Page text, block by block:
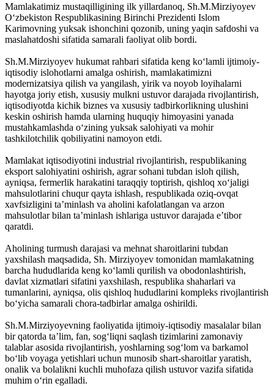
Mamlakatimiz mustaqilligining ilk yillardanoq, Sh.M.Mirziyoyev
O‘zbekiston Respublikasining Birinchi Prezidenti Islom
Karimovning yuksak ishonchini qozonib, uning yaqin safdoshi va
maslahatdoshi sifatida samarali faoliyat olib bordi.
Sh.M.Mirziyoyev hukumat rahbari sifatida keng ko‘lamli ijtimoiy-
iqtisodiy islohotlarni amalga oshirish, mamlakatimizni
modernizatsiya qilish va yangilash, yirik va noyob loyihalarni
hayotga joriy etish, xususiy mulkni ustuvor darajada rivojlantirish,
iqtisodiyotda kichik biznes va xususiy tadbirkorlikning ulushini
keskin oshirish hamda ularning huquqiy himoyasini yanada
mustahkamlashda o‘zining yuksak salohiyati va mohir
tashkilotchilik qobiliyatini namoyon etdi.
Mamlakat iqtisodiyotini industrial rivojlantirish, respublikaning
eksport salohiyatini oshirish, agrar sohani tubdan isloh qilish,
ayniqsa, fermerlik harakatini taraqqiy toptirish, qishloq xo‘jaligi
mahsulotlarini chuqur qayta ishlash, respublikada oziq-ovqat
xavfsizligini ta’minlash va aholini kafolatlangan va arzon
mahsulotlar bilan ta’minlash ishlariga ustuvor darajada e’tibor
qaratdi.
Aholining turmush darajasi va mehnat sharoitlarini tubdan
yaxshilash maqsadida, Sh. Mirziyoyev tomonidan mamlakatning
barcha hududlarida keng ko‘lamli qurilish va obodonlashtirish,
davlat xizmatlari sifatini yaxshilash, respublika shaharlari va
tumanlarini, ayniqsa, olis qishloq hududlarini kompleks rivojlantirish
bo‘yicha samarali chora-tadbirlar amalga oshirildi.
Sh.M.Mirziyoyevning faoliyatida ijtimoiy-iqtisodiy masalalar bilan
bir qatorda ta’lim, fan, sog‘liqni saqlash tizimlarini zamonaviy
talablar asosida rivojlantirish, yoshlarning sog‘lom va barkamol
bo‘lib voyaga yetishlari uchun munosib shart-sharoitlar yaratish,
onalik va bolalikni kuchli muhofaza qilish ustuvor vazifa sifatida
muhim o‘rin egalladi.